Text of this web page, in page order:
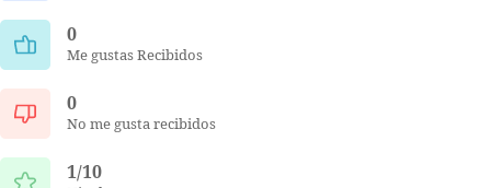
0
Me gustas Recibidos
0
No me gusta recibidos
1/10